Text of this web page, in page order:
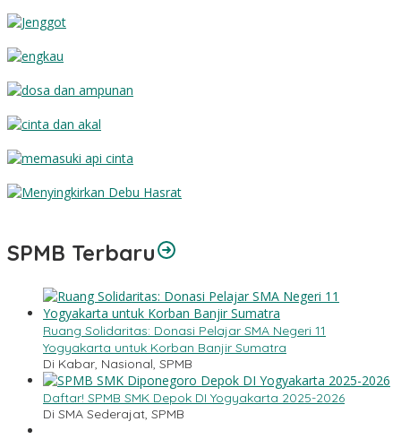
SPMB Terbaru
Ruang Solidaritas: Donasi Pelajar SMA Negeri 11
Yogyakarta untuk Korban Banjir Sumatra
Di Kabar, Nasional, SPMB
Daftar! SPMB SMK Depok DI Yogyakarta 2025-2026
Di SMA Sederajat, SPMB